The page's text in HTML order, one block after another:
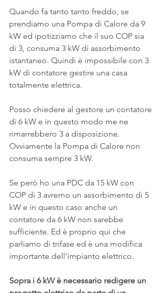
Quando fa tanto tanto freddo, se
prendiamo una Pompa di Calore da 9
kW ed ipotizziamo che il suo COP sia
di 3, consuma 3 kW di assorbimento
istantaneo. Quindi è impossibile con 3
kW di contatore gestire una casa
totalmente elettrica.
Posso chiedere al gestore un contatore
di 6 kW e in questo modo me ne
rimarrebbero 3 a disposizione.
Ovviamente la Pompa di Calore non
consuma sempre 3 kW.
Se però ho una PDC da 15 kW con
COP di 3 avremo un assorbimento di 5
kW e in questo caso anche un
contatore da 6 kW non sarebbe
sufficiente. Ed è proprio qui che
parliamo di trifase ed è una modifica
importante dell’impianto elettrico.
Sopra i 6 kW è necessario redigere un